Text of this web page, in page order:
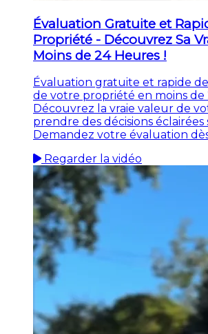
Évaluation Gratuite et
Propriété - Découvrez Sa
Moins de 24 Heures !
Évaluation gratuite et rapide
de votre propriété en moins de
Découvrez la vraie valeur de
prendre des décisions éclairées
Demandez votre évaluation
Regarder la vidéo